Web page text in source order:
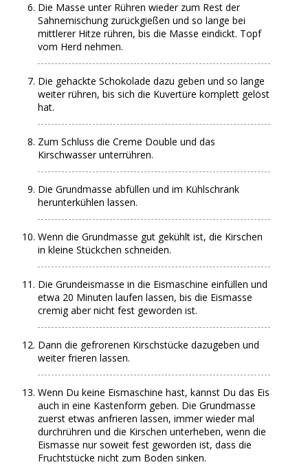
Die Masse unter Rühren wieder zum Rest der
Sahnemischung zurückgießen und so lange bei
mittlerer Hitze rühren, bis die Masse eindickt. Topf
vom Herd nehmen.
Die gehackte Schokolade dazu geben und so lange
weiter rühren, bis sich die Kuvertüre komplett gelöst
hat.
Zum Schluss die Creme Double und das
Kirschwasser unterrühren.
Die Grundmasse abfüllen und im Kühlschrank
herunterkühlen lassen.
Wenn die Grundmasse gut gekühlt ist, die Kirschen
in kleine Stückchen schneiden.
Die Grundeismasse in die Eismaschine einfüllen und
etwa 20 Minuten laufen lassen, bis die Eismasse
cremig aber nicht fest geworden ist.
Dann die gefrorenen Kirschstücke dazugeben und
weiter frieren lassen.
Wenn Du keine Eismaschine hast, kannst Du das Eis
auch in eine Kastenform geben. Die Grundmasse
zuerst etwas anfrieren lassen, immer wieder mal
durchrühren und die Kirschen unterheben, wenn die
Eismasse nur soweit fest geworden ist, dass die
Fruchtstücke nicht zum Boden sinken.